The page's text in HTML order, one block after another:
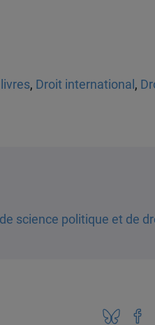
, Droit international ,